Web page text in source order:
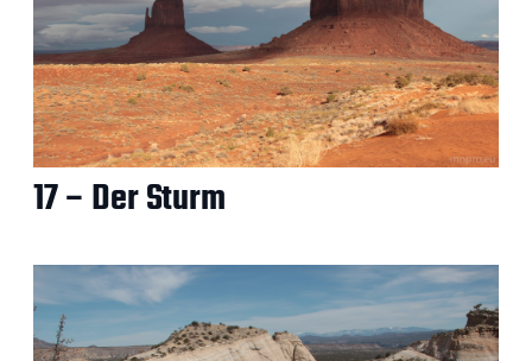
17 – Der Sturm